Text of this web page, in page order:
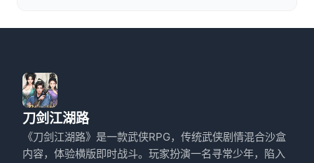
刀剑江湖路
《刀剑江湖路》是一款武侠RPG，传统武侠剧情混合沙盒
内容，体验横版即时战斗。玩家扮演一名寻常少年，陷入